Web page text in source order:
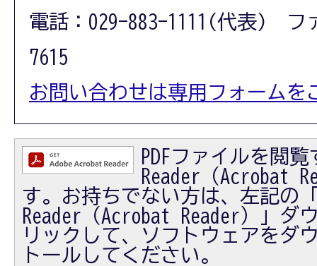
電話：029-883-1111(代表) フ
7615
お問い合わせは専用フォームを
PDFファイルを閲
Reader（Acrobat
す。お持ちでない方は、左記の
Reader（Acrobat Reader）」ダ
リックして、ソフトウェアをダ
トールしてください。